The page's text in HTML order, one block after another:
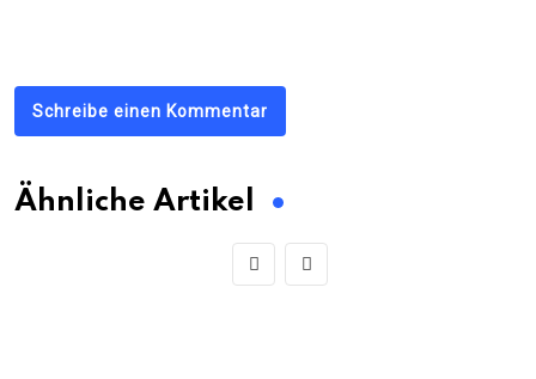
Schreibe einen Kommentar
Ähnliche Artikel